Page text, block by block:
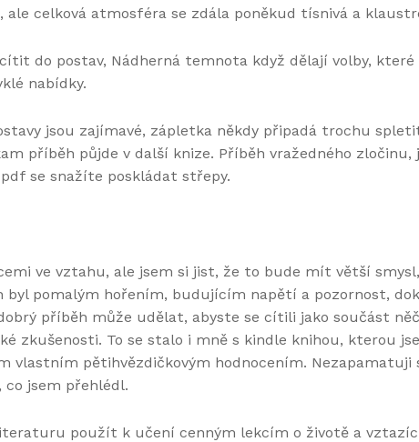
ale celková atmosféra se zdála poněkud tísnivá a
do postav, Nádherná temnota když dělají volby, které
nabídky.
jsou zajímavé, zápletka někdy připadá trochu
příběh půjde v další knize. Příběh vražedného
se snažíte poskládat střepy.
ve vztahu, ale jsem si jist, že to bude mít větší
pomalým hořením, budujícím napětí a pozornost,
příběh může udělat, abyste se cítili jako součást
zkušenosti. To se stalo i mně s kindle knihou, kterou
vlastním pětihvězdičkovým hodnocením.
jsem přehlédl.
použít k učení cenným lekcím o životě a